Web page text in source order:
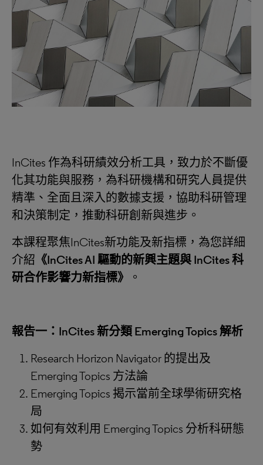
InCites 作為科研績效分析工具，致力於不斷優
化其功能與服務，為科研機構和研究人員提供
精準、全面且深入的數據支援，協助科研管理
和決策制定，推動科研創新與進步。
本課程聚焦InCites新功能及新指標，為您詳細
介紹 《InCites AI 驅動的新興主題與 InCites 科
研合作影響力新指標》
。
報告一： InCites 新分類 Emerging Topics 解析
Research Horizon Navigator 的提出及
Emerging Topics 方法論
Emerging Topics 揭示當前全球學術研究格
局
如何有效利用 Emerging Topics 分析科研態
勢